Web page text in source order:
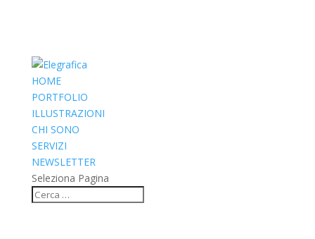
HOME
PORTFOLIO
ILLUSTRAZIONI
CHI SONO
SERVIZI
NEWSLETTER
Seleziona Pagina